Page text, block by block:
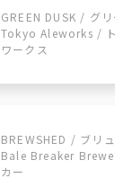
GREEN DUSK / グ
Tokyo Aleworks /
ワークス
BREWSHED / ブリ
Bale Breaker
カー